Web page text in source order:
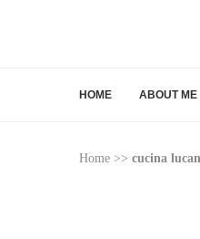
HOME ABOUT ME
Home >> cucina